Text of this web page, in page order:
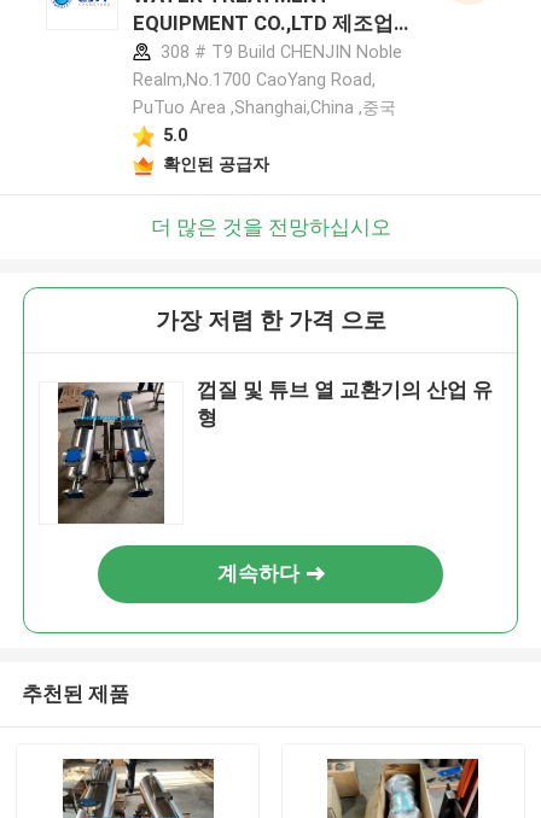
EQUIPMENT CO.,LTD 제조업체
프로필308 # T9 Build CHENJIN Noble
Realm,No.1700 CaoYang Road,
PuTuo Area ,Shanghai,China ,중국
5.0
확인된 공급자
더 많은 것을 전망하십시오
가장 저렴 한 가격 으로
껍질 및 튜브 열 교환기의 산업 유
형
계속하다
추천된 제품